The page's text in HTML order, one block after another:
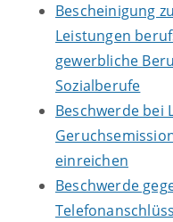
Bescheinigung
Leistungen
gewerbliche
Sozialberufe
Beschwerde bei
einreichen
Beschwerde